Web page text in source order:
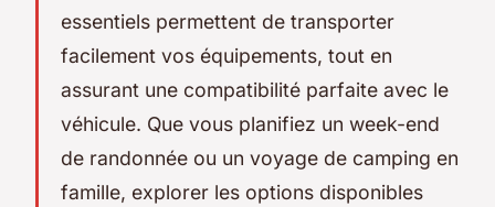
essentiels permettent de transporter
facilement vos équipements, tout en
assurant une compatibilité parfaite avec le
véhicule. Que vous planifiez un week-end
de randonnée ou un voyage de camping en
famille, explorer les options disponibles